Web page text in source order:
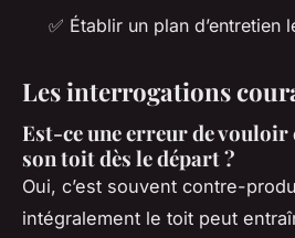
✅ Établir un plan d’entretien
Les interrogations
Est-ce une erreur de vouloir
son toit dès le départ ?
Oui, c’est souvent contre-
intégralement le toit peut